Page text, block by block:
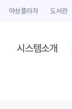
여성플라자 도서관
시스템소개